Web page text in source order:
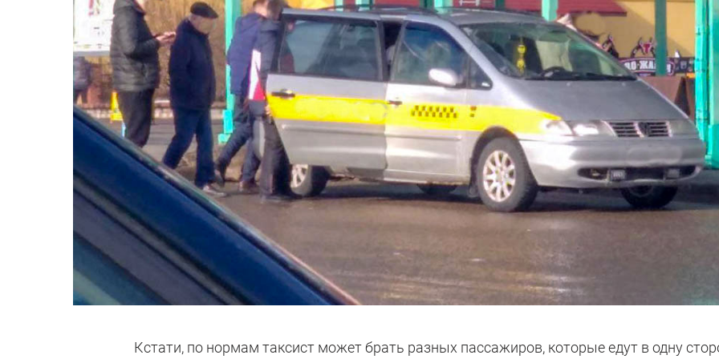
Кстати, по нормам таксист может брать разных пассажиров, которые едут в одну